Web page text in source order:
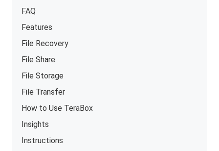
FAQ
Features
File Recovery
File Share
File Storage
File Transfer
How to Use TeraBox
Insights
Instructions